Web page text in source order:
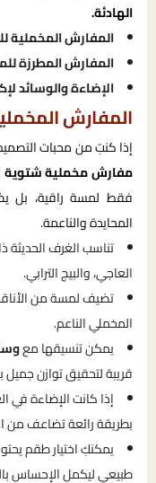
الهادئة.
المفارش المخملية
المفارش المطرزة
الإضاءة والوسائد
المفارش
إذا كنتِ من محبات
مفارش مخملية شتوية
فقط لمسة راقية، بل
المحايدة والناعمة.
تناسب الغرف الحديثة
العاجي، والبيج الترابي.
تضيف لمسة من
المخملي الناعم.
يمكن تنسيقها مع
قريبة لتحقيق توازن جميل
إذا كانت الإضاءة
بطريقة رائعة تضاعف من
يمكنكِ اختيار طقم
طبيعي ليكمل الإحساس